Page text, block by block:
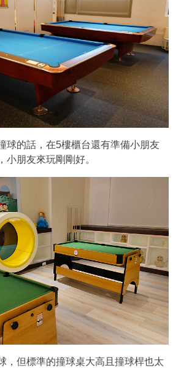
球的話，在5樓櫃台還有準備小朋友
小朋友來玩剛剛好。
，但標準的撞球桌大高且撞球桿也太